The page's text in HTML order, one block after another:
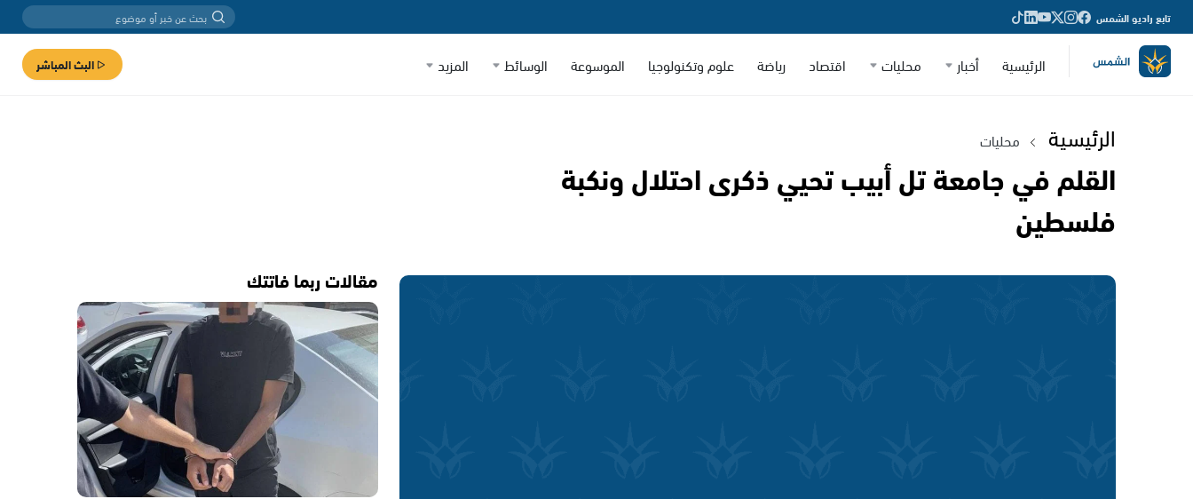
تابع راديو الشمس
الرئيسية أخبار محليات اقتصاد رياضة علوم وتكنولوجيا الموسوعة الوسائط المزيد البث المباشر
الرئيسية محليات
القلم في جامعة تل أبيب تحيي ذكرى احتلال ونكبة
فلسطين
مقالات ربما فاتتك